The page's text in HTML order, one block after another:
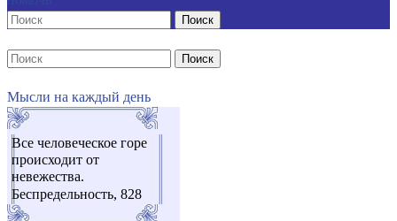
Поиск
Поиск
Мысли на каждый день
Все человеческое горе
происходит от
невежества.
Беспредельность, 828